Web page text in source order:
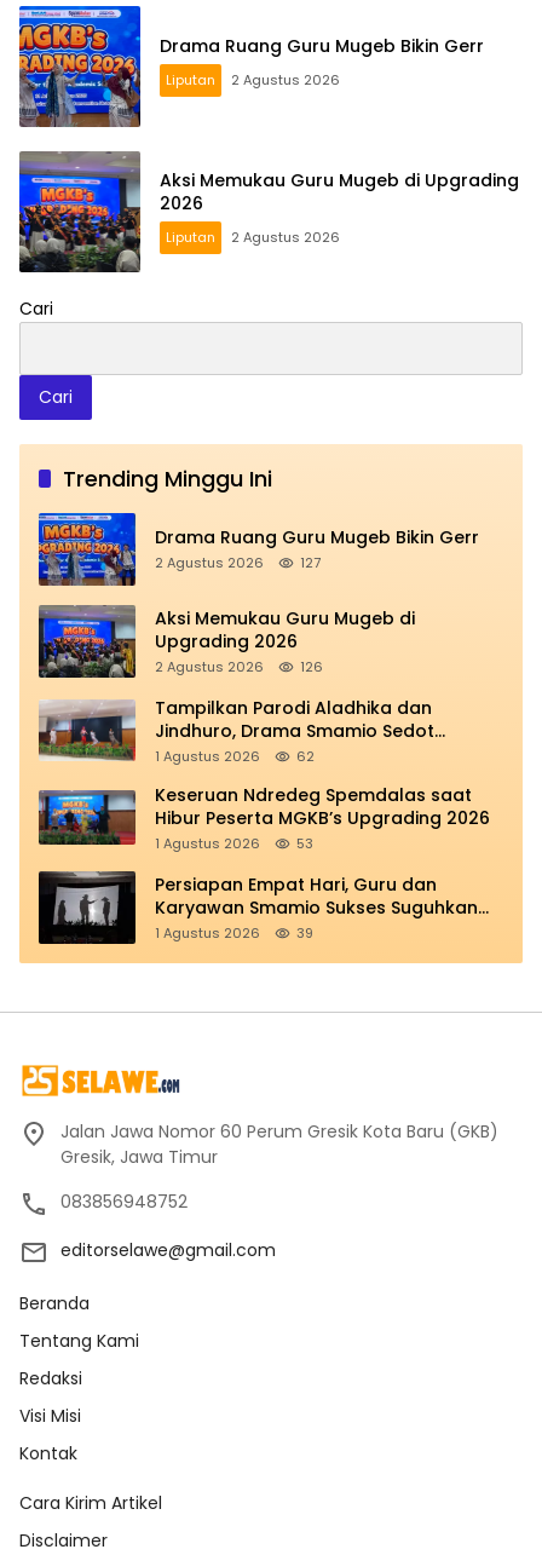
Drama Ruang Guru Mugeb Bikin Gerr
Liputan 2 Agustus 2026
Aksi Memukau Guru Mugeb di Upgrading
2026
Liputan 2 Agustus 2026
Cari
Cari
Trending Minggu Ini
Drama Ruang Guru Mugeb Bikin Gerr
2 Agustus 2026 127
Aksi Memukau Guru Mugeb di
Upgrading 2026
2 Agustus 2026 126
Tampilkan Parodi Aladhika dan
Jindhuro, Drama Smamio Sedot
Perhatian di MGKB Upgrading 2026
1 Agustus 2026 62
Keseruan Ndredeg Spemdalas saat
Hibur Peserta MGKB’s Upgrading 2026
1 Agustus 2026 53
Persiapan Empat Hari, Guru dan
Karyawan Smamio Sukses Suguhkan
Teatrikal Perjuangan
1 Agustus 2026 39
Jalan Jawa Nomor 60 Perum Gresik Kota Baru (GKB)
Gresik, Jawa Timur
083856948752
editorselawe@gmail.com
Beranda
Tentang Kami
Redaksi
Visi Misi
Kontak
Cara Kirim Artikel
Disclaimer